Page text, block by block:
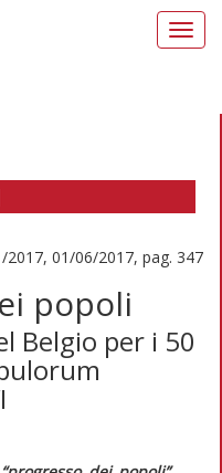
2017, 01/06/2017, pag. 347
popoli
Belgio per i 50